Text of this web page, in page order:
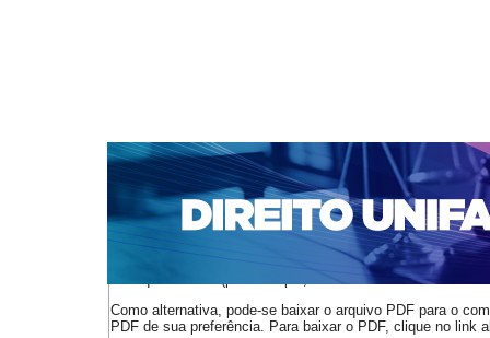
CAPA SOBRE ACESSO CADASTRO
NOTÍCIAS
EDIÇÕES DE Nº 1 A 100 WEBMAIL
Capa>n. 278 (2023) > Nérton Fernandes Távora Neto
O arquivo PDF selecionado deve ser carregado no
de arquivos PDF (por exemplo, uma versão atual do
Como alternativa, pode-se baixar o arquivo PDF para o
PDF de sua preferência. Para baixar o PDF, clique no link